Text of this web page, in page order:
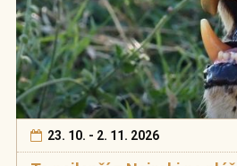
23. 10. - 2. 11. 2026